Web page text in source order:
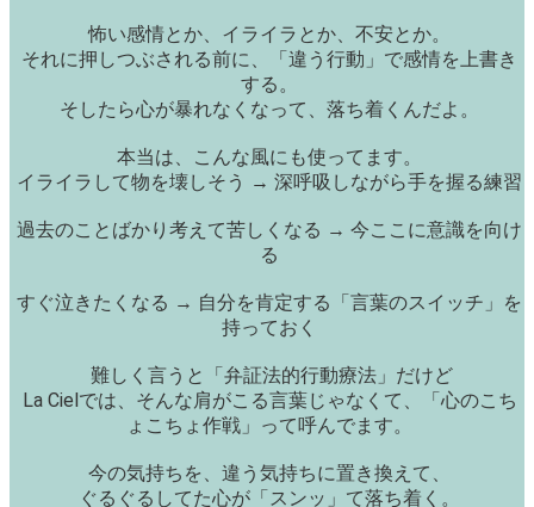
怖い感情とか、イライラとか、不安とか。
それに押しつぶされる前に、「違う行動」で感情を上書き
する。
そしたら心が暴れなくなって、落ち着くんだよ。
本当は、こんな風にも使ってます。
イライラして物を壊しそう → 深呼吸しながら手を握る練習
過去のことばかり考えて苦しくなる → 今ここに意識を向け
る
すぐ泣きたくなる → 自分を肯定する「言葉のスイッチ」を
持っておく
難しく言うと「弁証法的行動療法」だけど
La Cielでは、そんな肩がこる言葉じゃなくて、「心のこち
ょこちょ作戦」って呼んでます。
今の気持ちを、違う気持ちに置き換えて、
ぐるぐるしてた心が「スンッ」て落ち着く。